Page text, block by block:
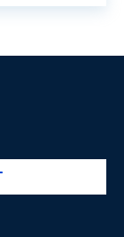
swiss-national-